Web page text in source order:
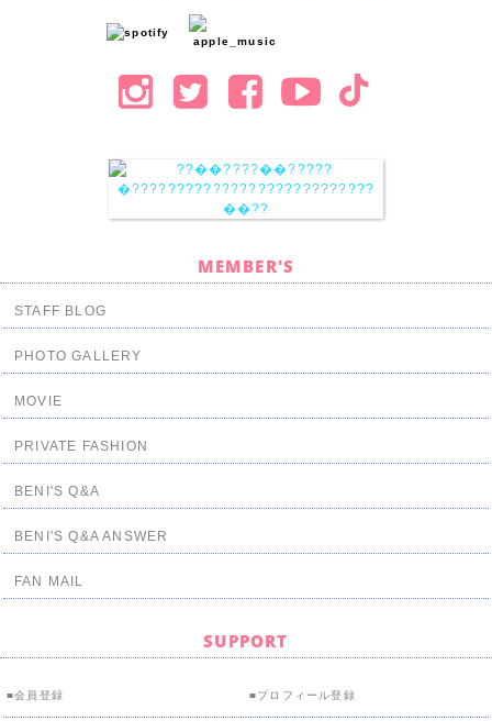
MEMBER'S
STAFF BLOG
PHOTO GALLERY
MOVIE
PRIVATE FASHION
BENI'S Q&A
BENI'S Q&A ANSWER
FAN MAIL
SUPPORT
会員登録 プロフィール登録